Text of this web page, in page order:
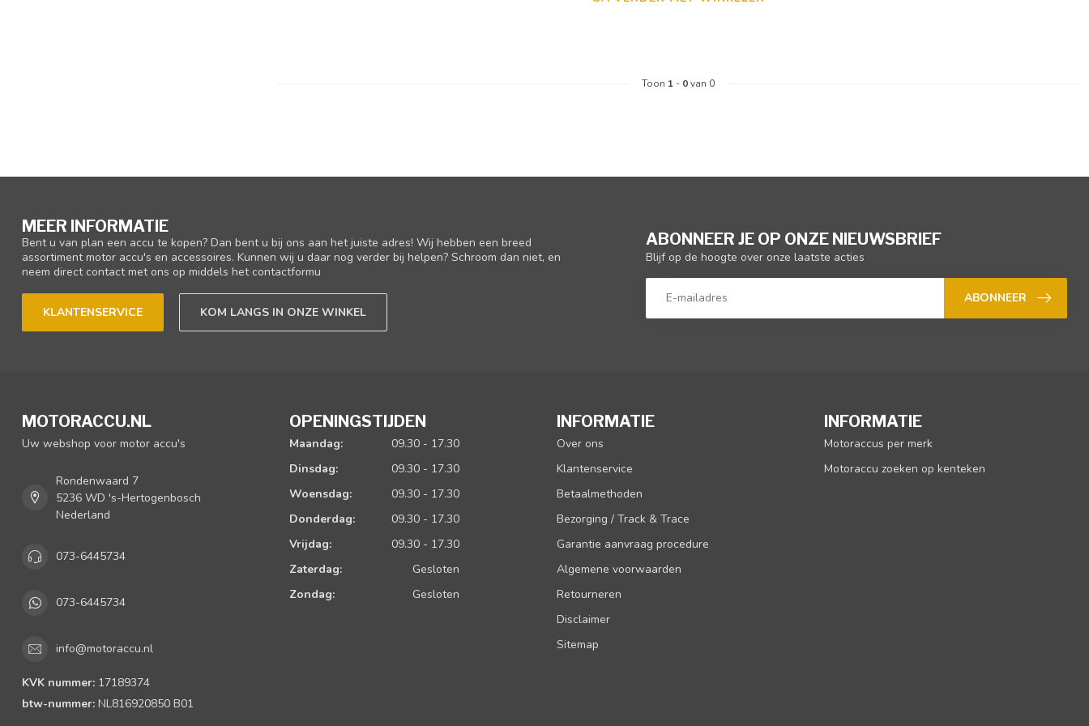
Toon 1 - 0van 0
MEER INFORMATIE
Bent u van plan een accu te kopen? Dan bent u bij ons aan het juiste adres! Wij hebben een breed
assortiment motor accu's en accessoires. Kunnen wij u daar nog verder bij helpen? Schroom dan niet, en
neem direct contact met ons op middels het contactformu
KLANTENSERVICE KOM LANGS IN ONZE WINKEL
ABONNEER JE OP ONZE NIEUWSBRIEF
Blijf op de hoogte over onze laatste acties
ABONNEER
MOTORACCU.NL
Uw webshop voor motor accu's
Rondenwaard 7
5236 WD 's-Hertogenbosch
Nederland
073-6445734
073-6445734
info@motoraccu.nl
KVK nummer: 17189374
btw-nummer: NL816920850 B01
OPENINGSTIJDEN
Maandag:
09.30 - 17.30
Dinsdag:
09.30 - 17.30
Woensdag:
09.30 - 17.30
Donderdag:
09.30 - 17.30
Vrijdag:
09.30 - 17.30
Zaterdag:
Gesloten
Zondag:
Gesloten
INFORMATIE
Over ons
Klantenservice
Betaalmethoden
Bezorging / Track & Trace
Garantie aanvraag procedure
Algemene voorwaarden
Retourneren
Disclaimer
Sitemap
INFORMATIE
Motoraccus per merk
Motoraccu zoeken op kenteken